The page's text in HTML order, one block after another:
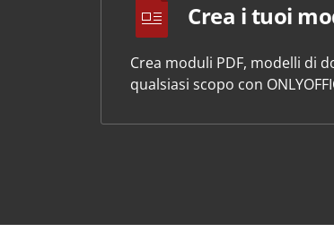
Crea i tuoi
Crea moduli PDF, modelli di
qualsiasi scopo con